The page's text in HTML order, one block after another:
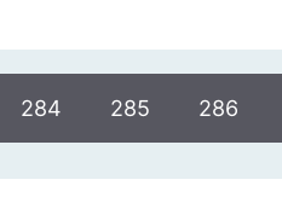
284 285 286